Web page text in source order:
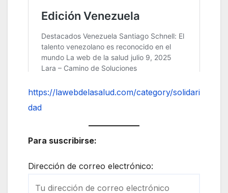
https://lawebdelasalud.com/category/solidari
dad
Para suscribirse:
Dirección de correo electrónico: